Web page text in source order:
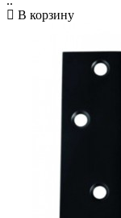
В корзину